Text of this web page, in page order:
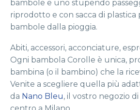
bambole e uno stupendo
riprodotto e con sacca di plastica
bambole dalla pioggia.
Abiti, accessori, acconciature,
Ogni bambola Corolle è unica,
bambina (o il bambino) che la
Venite a scegliere quella più
da Nano Bleu, il vostro negozio
centro a Milano.